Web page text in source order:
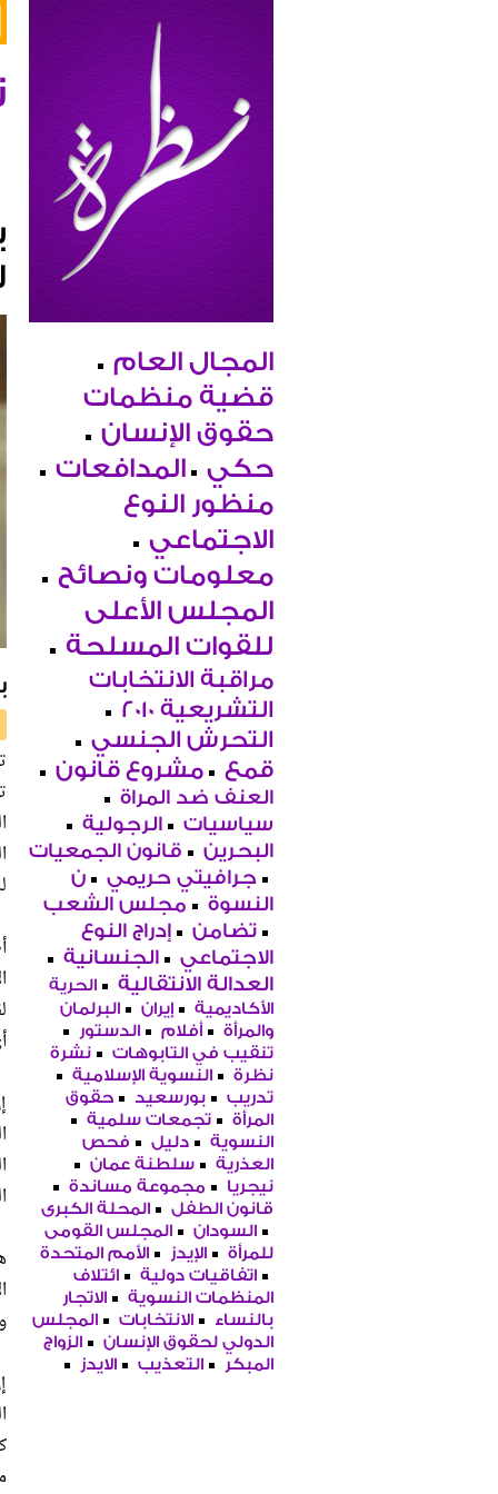
المجال العام
قضية منظمات
حقوق الإنسان
حكي
المدافعات
منظور النوع
الاجتماعي
معلومات ونصائح
المجلس الأعلى
للقوات المسلحة
مراقبة الانتخابات
التشريعية 2010
التحرش الجنسي
قمع
مشروع قانون
العنف ضد المراة
سياسيات
الرجولية
البحرين
قانون الجمعيات
جرافيتي حريمي
ن
النسوة
مجلس الشعب
تضامن
إدراج النوع
الاجتماعي
الجنسانية
العدالة الانتقالية
الحرية
الأكاديمية
إيران
البرلمان
والمرأة
أفلام
الدستور
تنقيب في التابوهات
نشرة
نظرة
النسوية الإسلامية
تدريب
بورسعيد
حقوق
المرأة
تجمعات سلمية
النسوية
دليل
فحص
العذرية
سلطنة عمان
نيجريا
مجموعة مساندة
قانون الطفل
المحلة الكبرى
السودان
المجلس القومى
للمرأة
الإيدز
الأمم المتحدة
اتفاقيات دولية
ائتلاف
المنظمات النسوية
الاتجار
بالنساء
الانتخابات
المجلس
الدولي لحقوق الإنسان
الزواج
المبكر
التعذيب الايدز